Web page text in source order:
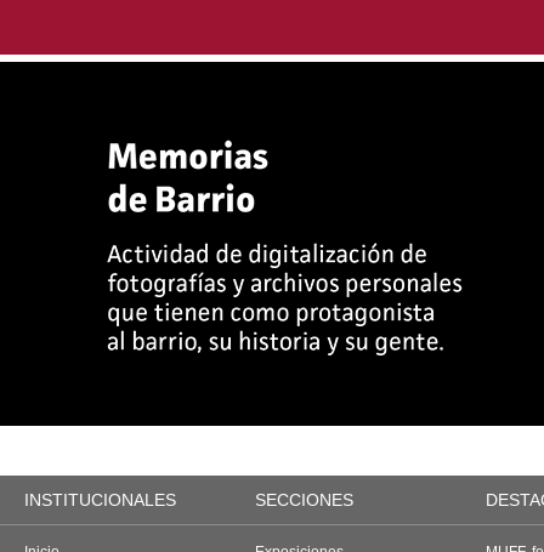
INSTITUCIONALES SECCIONES